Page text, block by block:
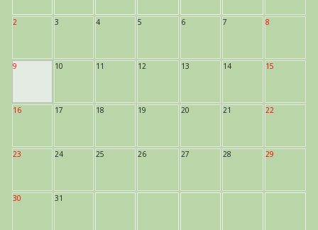
2 3 4 5 6 7 8
9 10 11 12 13 14 15
16 17 18 19 20 21 22
23 24 25 26 27 28 29
30 31